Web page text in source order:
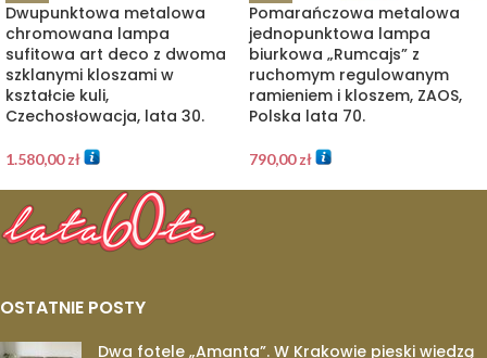
Dwupunktowa metalowa
chromowana lampa
sufitowa art deco z dwoma
szklanymi kloszami w
kształcie kuli,
Czechosłowacja, lata 30.
1.580,00zł
Pomarańczowa metalowa
jednopunktowa lampa
biurkowa „Rumcajs” z
ruchomym regulowanym
ramieniem i kloszem, ZAOS,
Polska lata 70.
790,00zł
OSTATNIE POSTY
Dwa fotele „Amanta”. W Krakowie pieski wiedzą